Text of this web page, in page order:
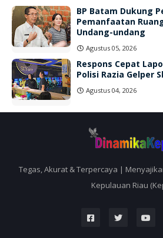
BP Batam Dukung
Pemanfaatan
Undang-undang
Agustus 05, 2026
Respons Cepat
Polisi Razia Gelper
Agustus 04, 2026
Tegas, Akurat & Terpercaya |
Kepulauan Riau